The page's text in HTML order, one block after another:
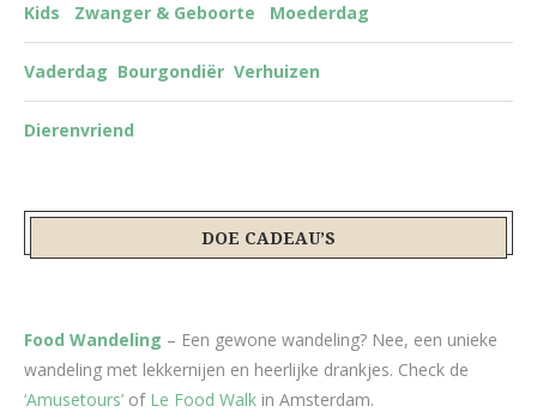
Kids Zwanger & Geboorte Moederdag
Vaderdag Bourgondiër Verhuizen
Dierenvriend
DOE CADEAU’S
Food Wandeling – Een gewone wandeling? Nee, een unieke
wandeling met lekkernijen en heerlijke drankjes. Check de
‘Amusetours’ of Le Food Walk in Amsterdam.